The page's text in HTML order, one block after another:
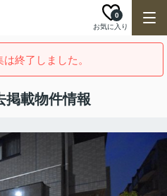
お気に入り
0
終了しました。
掲載物件情報